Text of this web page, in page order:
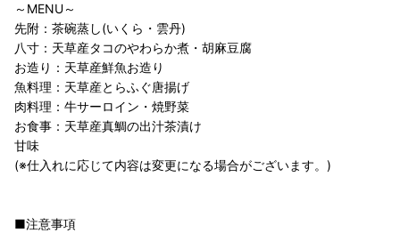
～MENU～
先附：茶碗蒸し(いくら・雲丹)
八寸：天草産タコのやわらか煮・胡麻豆腐
お造り：天草産鮮魚お造り
魚料理：天草産とらふぐ唐揚げ
肉料理：牛サーロイン・焼野菜
お食事：天草産真鯛の出汁茶漬け
甘味
(※仕入れに応じて内容は変更になる場合がございます。)
■注意事項